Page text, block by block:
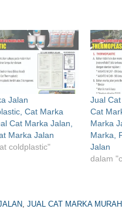
Jalan
Cat Marka
Cat Marka Jalan,
Marka Jalan
coldplastic"
Jual
Cat
Marka
Marka,
Jalan
dalam
JUAL CAT MARKA MURAH